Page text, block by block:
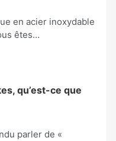
en acier inoxydable
êtes…
qu’est-ce que
parler de «